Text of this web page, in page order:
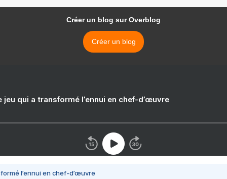
Créer un blog sur Overblog
Créer un blog
jeu qui a transformé l’ennui en chef-d’œuvre
l’ennui en chef-d’œuvre